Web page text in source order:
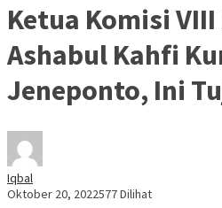
Ketua Komisi VIII
Ashabul Kahfi
Jeneponto, Ini
Iqbal
Oktober 20, 2022577 Dilihat